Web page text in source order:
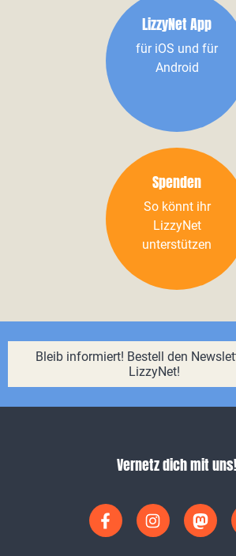
LizzyNet App
für iOS und für
Android
Spenden
So könnt ihr
LizzyNet
unterstützen
Bleib informiert! Bestell den
LizzyNet!
Vernetz dich mit uns!